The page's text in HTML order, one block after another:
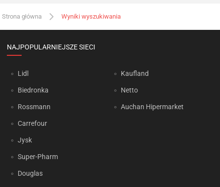
Strona główna Wyniki wyszukiwania
NAJPOPULARNIEJSZE SIECI
Lidl
Biedronka
Rossmann
Carrefour
Jysk
Super-Pharm
Douglas
Kaufland
Netto
Auchan Hipermarket